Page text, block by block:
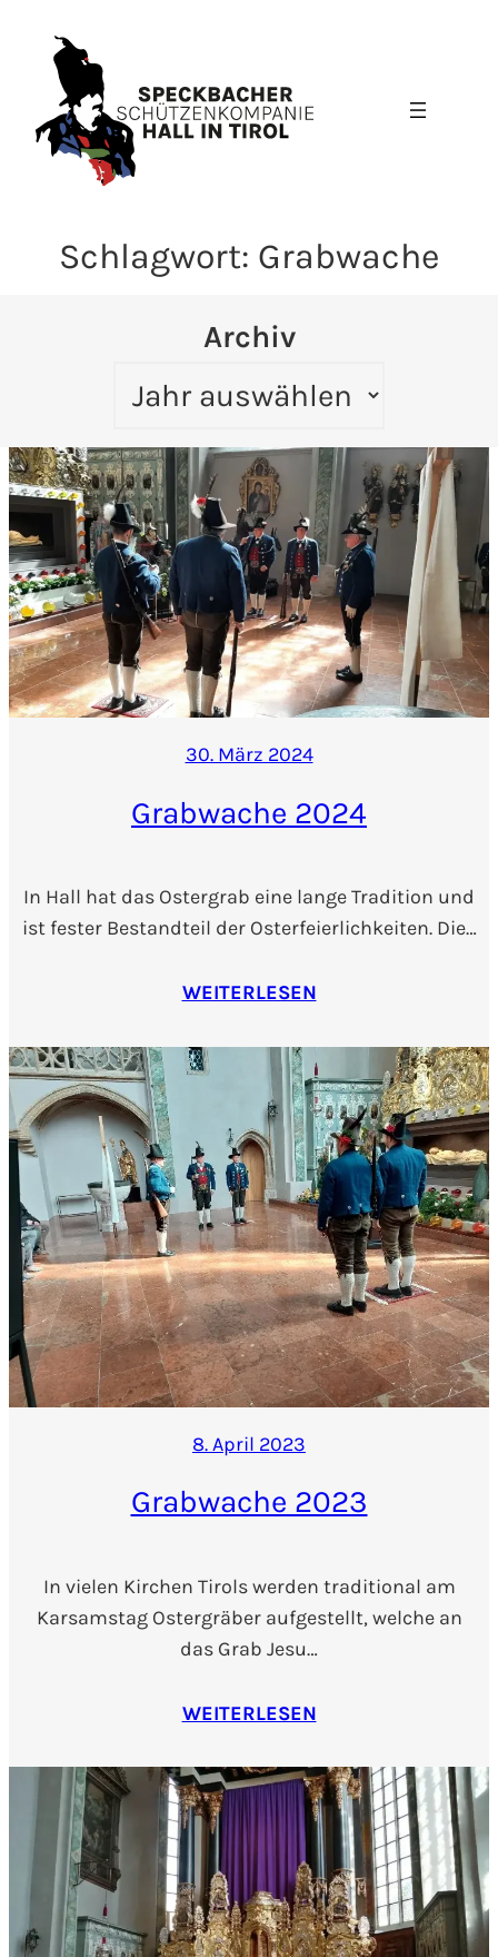
Schlagwort: Grabwache
Archiv
30. März 2024
Grabwache 2024
In Hall hat das Ostergrab eine lange Tradition und
ist fester Bestandteil der Osterfeierlichkeiten. Die…
WEITERLESEN
8. April 2023
Grabwache 2023
In vielen Kirchen Tirols werden traditional am
Karsamstag Ostergräber aufgestellt, welche an
das Grab Jesu…
WEITERLESEN